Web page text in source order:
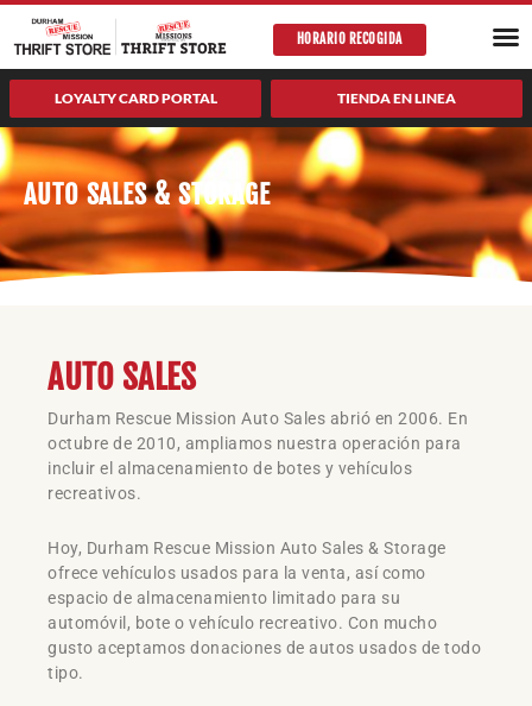
saltar
contenido
HORARIO RECOGIDA
LOYALTY CARD PORTAL TIENDA EN LINEA
AUTO SALES & STORAGE
AUTO SALES
Durham Rescue Mission Auto Sales abrió en 2006. En
octubre de 2010, ampliamos nuestra operación para
incluir el almacenamiento de botes y vehículos
recreativos.
Hoy, Durham Rescue Mission Auto Sales & Storage
ofrece vehículos usados para la venta, así como
espacio de almacenamiento limitado para su
automóvil, bote o vehículo recreativo. Con mucho
gusto aceptamos donaciones de autos usados de todo
tipo.